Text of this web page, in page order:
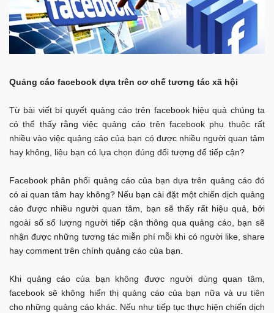
Quảng cáo facebook dựa trên cơ chế tương tác xã hội
Từ bài viết bí quyết quảng cáo trên facebook hiệu quả chúng ta
có thể thấy rằng việc quảng cáo trên facebook phụ thuộc rất
nhiều vào việc quảng cáo của bạn có được nhiều người quan tâm
hay không, liệu bạn có lựa chọn đúng đối tượng để tiếp cận?
Facebook phân phối quảng cáo của bạn dựa trên quảng cáo đó
có ai quan tâm hay không? Nếu bạn cài đặt một chiến dịch quảng
cáo được nhiều người quan tâm, bạn sẽ thấy rất hiệu quả, bởi
ngoài số số lượng người tiếp cận thông qua quảng cáo, bạn sẽ
nhận được những tương tác miễn phí mỗi khi có người like, share
hay comment trên chính quảng cáo của bạn.
Khi quảng cáo của bạn không được người dùng quan tâm,
facebook sẽ không hiển thị quảng cáo của bạn nữa và ưu tiên
cho những quảng cáo khác. Nếu như tiếp tục thực hiện chiến dịch